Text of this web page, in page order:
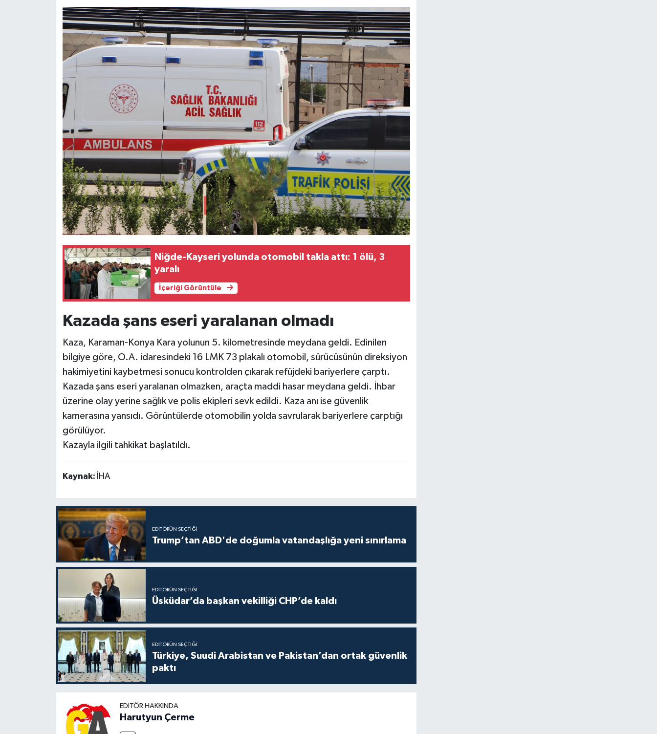
Niğde-Kayseri yolunda otomobil takla attı: 1 ölü, 3
yaralı
İçeriği Görüntüle
Kazada şans eseri yaralanan olmadı
Kaza, Karaman-Konya Kara yolunun 5. kilometresinde meydana geldi. Edinilen
bilgiye göre, O.A. idaresindeki 16 LMK 73 plakalı otomobil, sürücüsünün direksiyon
hakimiyetini kaybetmesi sonucu kontrolden çıkarak refüjdeki bariyerlere çarptı.
Kazada şans eseri yaralanan olmazken, araçta maddi hasar meydana geldi. İhbar
üzerine olay yerine sağlık ve polis ekipleri sevk edildi. Kaza anı ise güvenlik
kamerasına yansıdı. Görüntülerde otomobilin yolda savrularak bariyerlere çarptığı
görülüyor.
Kazayla ilgili tahkikat başlatıldı.
Kaynak: İHA
EDITÖRÜN SEÇTIĞI
Trump’tan ABD'de doğumla vatandaşlığa yeni sınırlama
EDITÖRÜN SEÇTIĞI
Üsküdar’da başkan vekilliği CHP’de kaldı
EDITÖRÜN SEÇTIĞI
Türkiye, Suudi Arabistan ve Pakistan’dan ortak güvenlik
paktı
EDITÖR HAKKINDA
Harutyun Çerme
Teknoloji
Televizyon
Yaşam-Çevre